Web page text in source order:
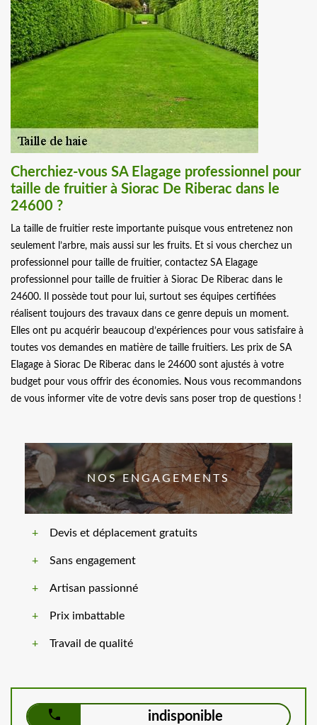
Cherchiez-vous SA Elagage professionnel pour
taille de fruitier à Siorac De Riberac dans le
24600 ?
La taille de fruitier reste importante puisque vous entretenez non
seulement l’arbre, mais aussi sur les fruits. Et si vous cherchez un
professionnel pour taille de fruitier, contactez SA Elagage
professionnel pour taille de fruitier à Siorac De Riberac dans le
24600. Il possède tout pour lui, surtout ses équipes certifiées
réalisent toujours des travaux dans ce genre depuis un moment.
Elles ont pu acquérir beaucoup d’expériences pour vous satisfaire à
toutes vos demandes en matière de taille fruitiers. Les prix de SA
Elagage à Siorac De Riberac dans le 24600 sont ajustés à votre
budget pour vous offrir des économies. Nous vous recommandons
de vous informer vite de votre devis sans poser trop de questions !
NOS ENGAGEMENTS
Devis et déplacement gratuits
Sans engagement
Artisan passionné
Prix imbattable
Travail de qualité
indisponible